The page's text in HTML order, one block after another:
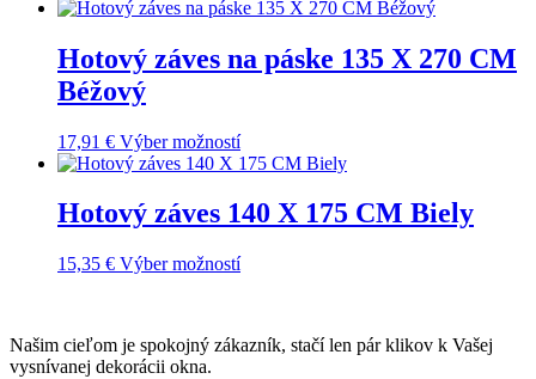
Hotový záves na páske 135 X 270 CM
Béžový
17,91 € Výber možností
Hotový záves 140 X 175 CM Biely
15,35 € Výber možností
Našim cieľom je spokojný zákazník, stačí len pár klikov k Vašej
vysnívanej dekorácii okna.